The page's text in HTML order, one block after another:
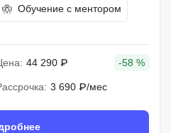
Обучение с ментором
44 290 ₽ -58 %
3 690 ₽/мес